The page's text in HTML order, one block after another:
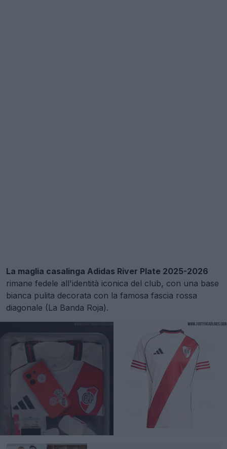
La maglia casalinga Adidas River Plate 2025-2026
rimane fedele all'identità iconica del club, con una base
bianca pulita decorata con la famosa fascia rossa
diagonale (La Banda Roja).